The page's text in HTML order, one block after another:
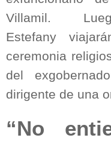
Villamil.
Estefany
ceremonia
del
dirigente de una
“No